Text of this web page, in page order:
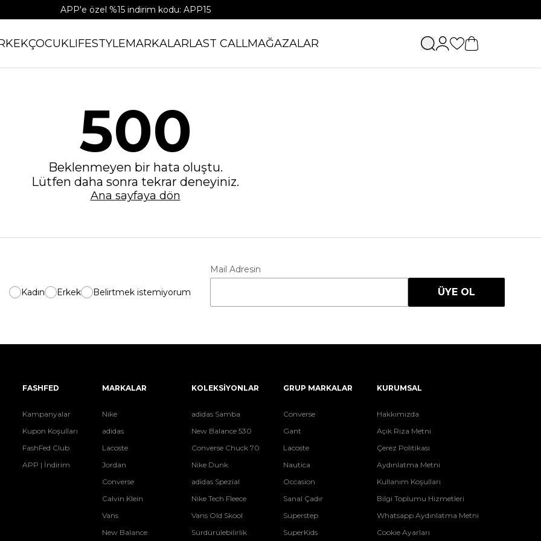
APP'e özel %15 indirim kodu: APP15
ÇOCUKLIFESTYLEMARKALARLAST CALLMAĞAZALAR
500
Beklenmeyen bir hata oluştu.
Lütfen daha sonra tekrar deneyiniz.
Ana sayfaya dön
Kadın Erkek Belirtmek istemiyorum
Mail Adresin
ÜYE OL
FASHFED
Kampanyalar
Kupon Koşulları
FashFed Club
APP | İndirim
MARKALAR
Nike
adidas
Lacoste
Jordan
Converse
Calvin Klein
Vans
New Balance
KOLEKSİYONLAR
adidas Samba
New Balance 530
Converse Chuck 70
Nike Dunk
adidas Spezial
Nike Tech Fleece
Vans Old Skool
Sürdürülebilirlik
GRUP MARKALAR
Converse
Gant
Lacoste
Nautica
Occasion
Sanal Çadır
Superstep
SuperKids
KURUMSAL
Hakkımızda
Açık Rıza Metni
Çerez Politikası
Aydınlatma Metni
Kullanım Koşulları
Bilgi Toplumu Hizmetleri
Whatsapp Aydınlatma Metni
Cookie Ayarları